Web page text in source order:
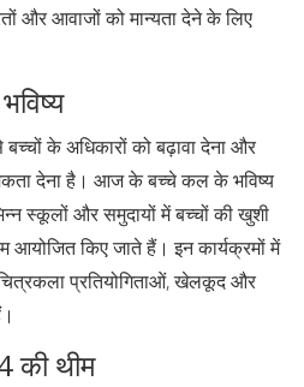
और आवाजों को मान्यता देने के लिए
के अधिकारों को बढ़ावा देना और
देना है। आज के बच्चे कल के भविष्य
स्कूलों और समुदायों में बच्चों की खुशी
आयोजित किए जाते हैं। इन कार्यक्रमों में
प्रतियोगिताओं, खेलकूद और
की थीम